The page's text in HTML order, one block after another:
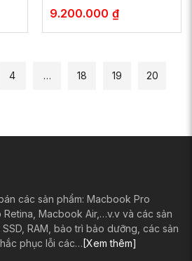
SSD – NEW 99%
9.200.000 ₫
4 … 18 19 20
các sản phẩm: Macbook Pro
Macbook Air,…v.v và các sản
RAM, bảo trì bảo dưỡng, các sản
phục lỗi các… [Xem thêm]